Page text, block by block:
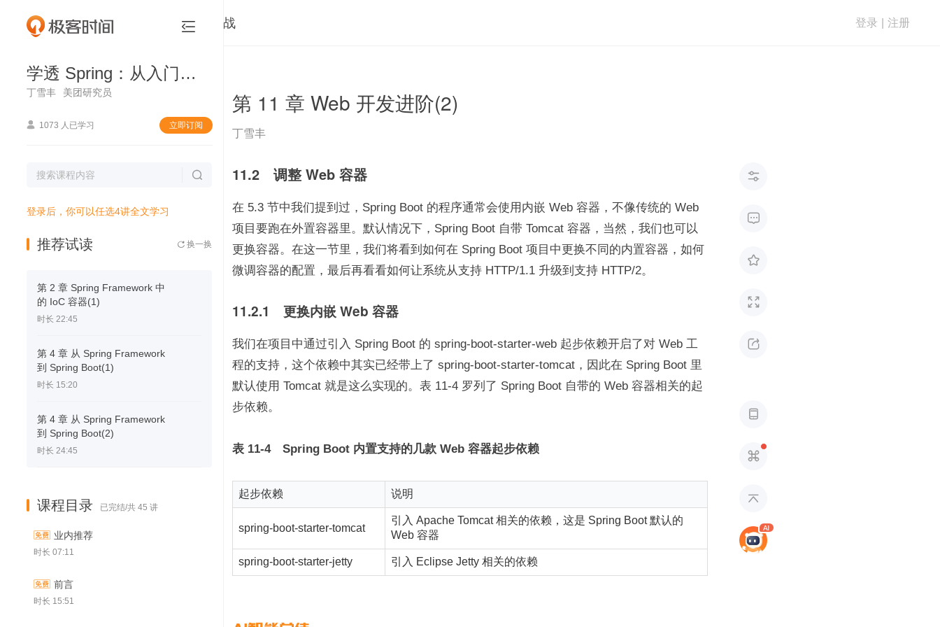

学透 Spring：从入门到项目实战
丁雪丰 美团研究员
 1073 人已学习 立即订阅

登录后，你可以任选4讲全文学习
推荐试读  换一换
第 2 章 Spring Framework 中
的 IoC 容器(1)
时长 22:45
第 4 章 从 Spring Framework
到 Spring Boot(1)
时长 15:20
第 4 章 从 Spring Framework
到 Spring Boot(2)
时长 24:45
课程目录 已完结/共 45 讲
业内推荐
时长 07:11
前言
时长 15:51
 学透 Spring：从入门到项目实战 登录 注册
第 11 章 Web 开发进阶(2)
丁雪丰
11.2　调整 Web 容器
在 5.3 节中我们提到过，Spring Boot 的程序通常会使用内嵌 Web 容器，不像传统的 Web
项目要跑在外置容器里。默认情况下，Spring Boot 自带 Tomcat 容器，当然，我们也可以
更换容器。在这一节里，我们将看到如何在 Spring Boot 项目中更换不同的内置容器，如何
微调容器的配置，最后再看看如何让系统从支持 HTTP/1.1 升级到支持 HTTP/2。
11.2.1　更换内嵌 Web 容器
我们在项目中通过引入 Spring Boot 的 spring-boot-starter-web 起步依赖开启了对 Web 工
程的支持，这个依赖中其实已经带上了 spring-boot-starter-tomcat，因此在 Spring Boot 里
默认使用 Tomcat 就是这么实现的。表 11-4 罗列了 Spring Boot 自带的 Web 容器相关的起
步依赖。
表 11-4　Spring Boot 内置支持的几款 Web 容器起步依赖
起步依赖 说明
spring-boot-starter-tomcat
引入 Apache Tomcat 相关的依赖，这是 Spring Boot 默认的
Web 容器
spring-boot-starter-jetty 引入 Eclipse Jetty 相关的依赖







